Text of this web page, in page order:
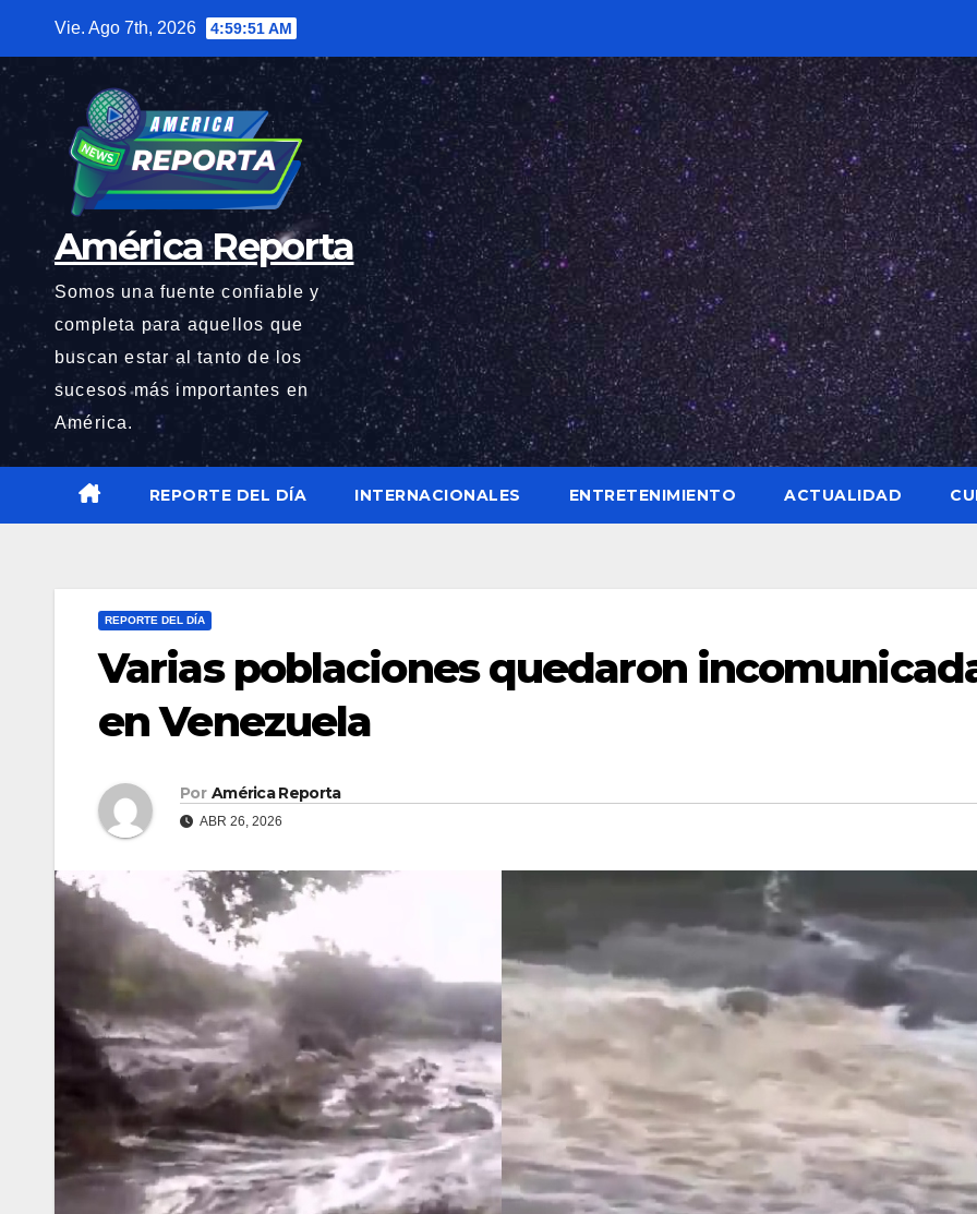
contenido
Vie. Ago 7th, 2026 4:59:52 AM
América Reporta
Somos una fuente confiable y
completa para aquellos que
buscan estar al tanto de los
sucesos más importantes en
América.
REPORTE DEL DÍA INTERNACIONALES ENTRETENIMIENTO ACTUALIDAD
REPORTE DEL DÍA
Varias poblaciones quedaron
en Venezuela
Por América Reporta
ABR 26, 2026